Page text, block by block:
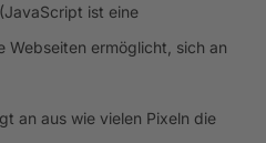
ist eine
Webseiten ermöglicht, sich an
an aus wie vielen Pixeln die